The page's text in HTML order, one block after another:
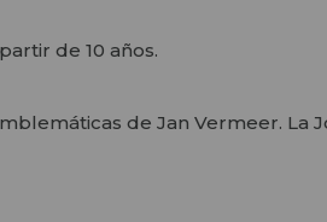
de 10 años.
de Jan Vermeer. La